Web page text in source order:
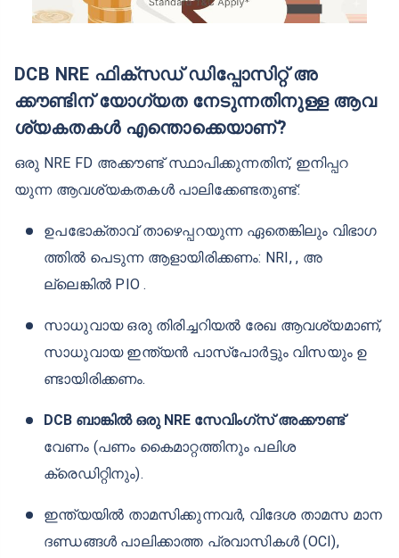
വിധത്തില്‍ പലിശ നേടല്‍ ലഭ്യമാണ്.
ക്കൗണ്ടിന് യോഗ്യത നേടുന്നതിനുള്ള ആവ
ശ്യകതകൾ എന്തൊക്കെയാണ്?
യുന്ന ആവശ്യകതകൾ പാലിക്കേണ്ടതുണ്ട്: